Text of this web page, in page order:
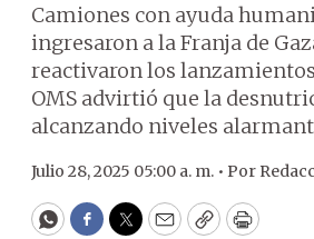
Camiones con ayuda
ingresaron a la Franja de
reactivaron los
OMS advirtió que la
alcanzando niveles
Julio 28, 2025 05:00 a. m. • Por
WhatsApp
Facebook
Twitter
EmailCopyPrint